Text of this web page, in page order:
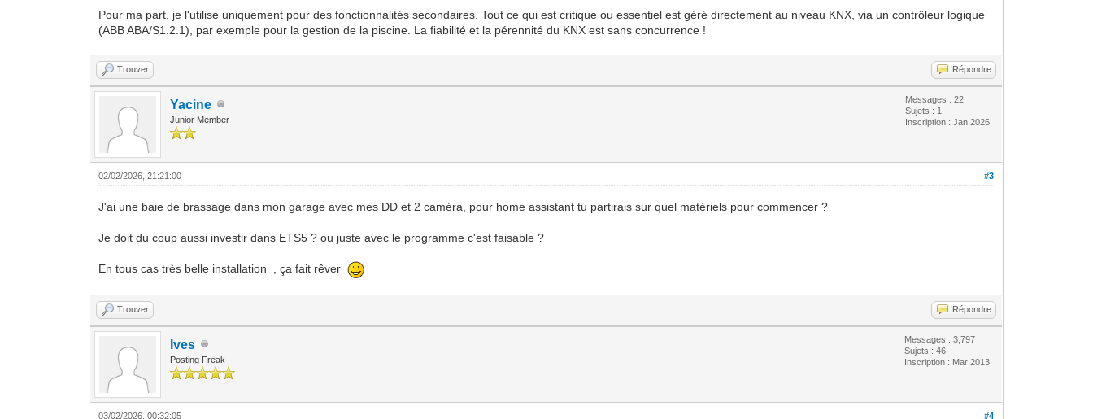
Pour ma part, je l'utilise uniquement pour des fonctionnalités secondaires. Tout ce qui est critique ou essentiel est géré directement au niveau KNX, via un contrôleur logique
(ABB ABA/S1.2.1), par exemple pour la gestion de la piscine. La fiabilité et la pérennité du KNX est sans concurrence !
Trouver Répondre
Yacine
Junior Member
Messages : 22
Sujets : 1
Inscription : Jan 2026
#3
02/02/2026, 21:21:00
J'ai une baie de brassage dans mon garage avec mes DD et 2 caméra, pour home assistant tu partirais sur quel matériels pour commencer ?
Je doit du coup aussi investir dans ETS5 ? ou juste avec le programme c'est faisable ?
En tous cas très belle installation , ça fait rêver
Trouver Répondre
Ives
Posting Freak
Messages : 3,797
Sujets : 46
Inscription : Mar 2013
#4
03/02/2026, 00:32:05